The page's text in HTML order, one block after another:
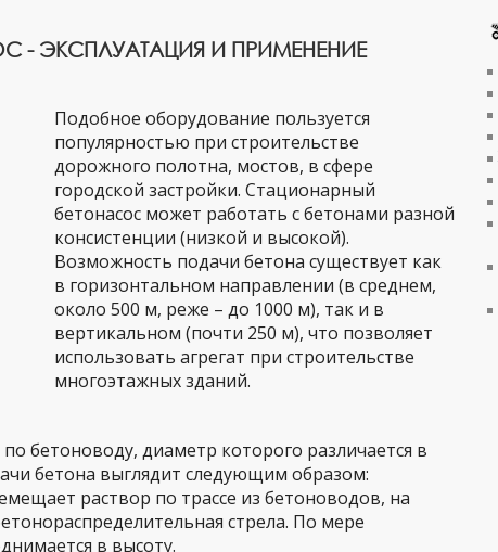
- ЭКСПЛУАТАЦИЯ И ПРИМЕНЕНИЕ
Подобное оборудование пользуется
популярностью при строительстве
дорожного полотна, мостов, в сфере
городской застройки. Стационарный
бетонасос может работать с бетонами разной
консистенции (низкой и высокой).
Возможность подачи бетона существует как
в горизонтальном направлении (в среднем,
около 500 м, реже – до 1000 м), так и в
вертикальном (почти 250 м), что позволяет
использовать агрегат при строительстве
многоэтажных зданий.
бетоноводу, диаметр которого различается в
бетона выглядит следующим образом:
раствор по трассе из бетоноводов, на
стрела. По мере
в высоту.